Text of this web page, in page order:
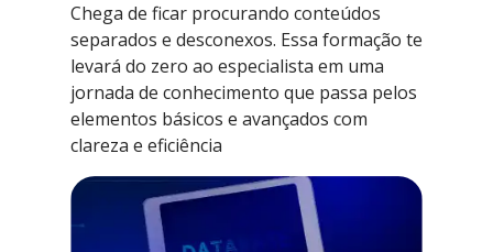
Chega de ficar procurando conteúdos
separados e desconexos. Essa formação te
levará do zero ao especialista em uma
jornada de conhecimento que passa pelos
elementos básicos e avançados com
clareza e eficiência